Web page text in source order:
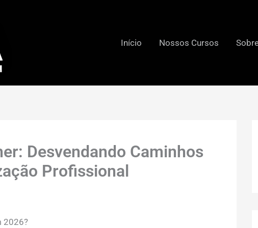
Início Nossos Cursos
Desvendando Caminhos
Profissional
2026?